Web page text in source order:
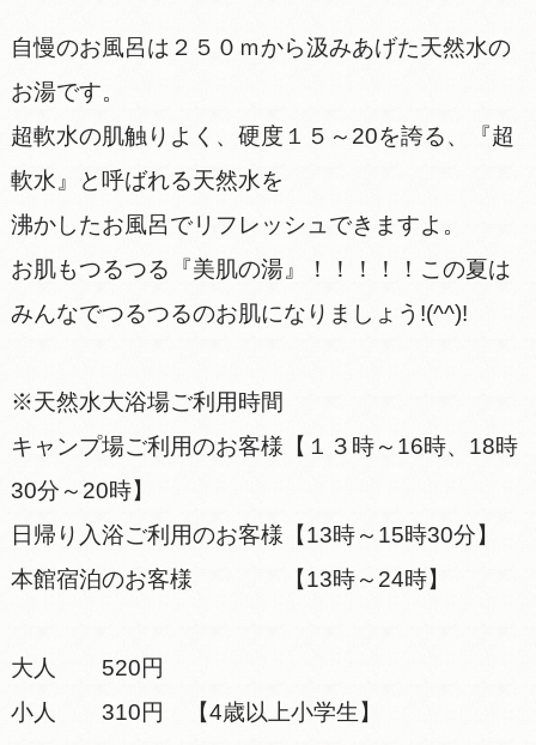
自慢のお風呂は２５０ｍから汲みあげた天然水の
お湯です。
超軟水の肌触りよく、硬度１５～20を誇る、『超
軟水』と呼ばれる天然水を
沸かしたお風呂でリフレッシュできますよ。
お肌もつるつる『美肌の湯』！！！！！この夏は
みんなでつるつるのお肌になりましょう!(^^)!
※天然水大浴場ご利用時間
キャンプ場ご利用のお客様【１３時～16時、18時
30分～20時】
日帰り入浴ご利用のお客様【13時～15時30分】
本館宿泊のお客様 【13時～24時】
大人 520円
小人 310円 【4歳以上小学生】